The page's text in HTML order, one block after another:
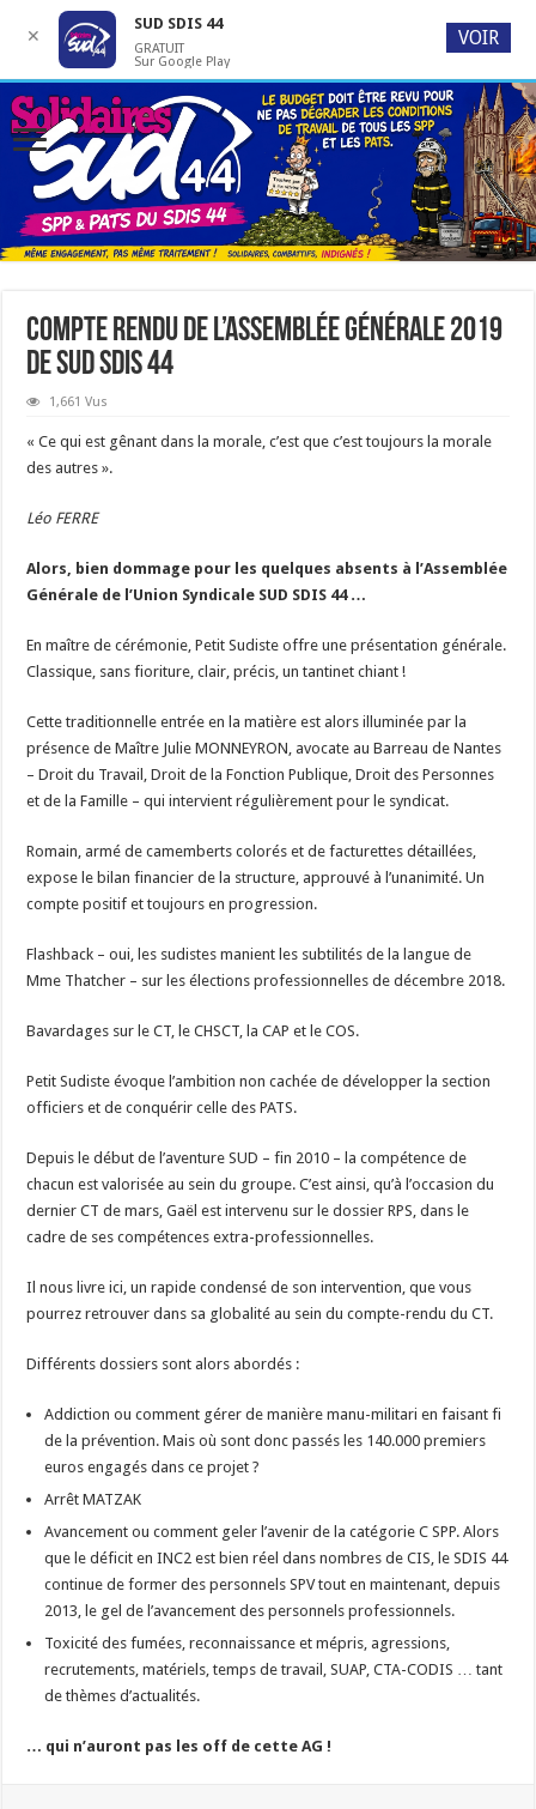
Compte rendu de l’assemblée générale 2019
de SUD SDIS 44
1,661 Vus
« Ce qui est gênant dans la morale, c’est que c’est toujours la morale
des autres ».
Léo FERRE
Alors, bien dommage pour les quelques absents à l’Assemblée
Générale de l’Union Syndicale SUD SDIS 44 …
En maître de cérémonie, Petit Sudiste offre une présentation générale.
Classique, sans fioriture, clair, précis, un tantinet chiant !
Cette traditionnelle entrée en la matière est alors illuminée par la
présence de Maître Julie MONNEYRON, avocate au Barreau de Nantes
– Droit du Travail, Droit de la Fonction Publique, Droit des Personnes
et de la Famille – qui intervient régulièrement pour le syndicat.
Romain, armé de camemberts colorés et de facturettes détaillées,
expose le bilan financier de la structure, approuvé à l’unanimité. Un
compte positif et toujours en progression.
Flashback – oui, les sudistes manient les subtilités de la langue de
Mme Thatcher – sur les élections professionnelles de décembre 2018.
Bavardages sur le CT, le CHSCT, la CAP et le COS.
Petit Sudiste évoque l’ambition non cachée de développer la section
officiers et de conquérir celle des PATS.
Depuis le début de l’aventure SUD – fin 2010 – la compétence de
chacun est valorisée au sein du groupe. C’est ainsi, qu’à l’occasion du
dernier CT de mars, Gaël est intervenu sur le dossier RPS, dans le
cadre de ses compétences extra-professionnelles.
Il nous livre ici, un rapide condensé de son intervention, que vous
pourrez retrouver dans sa globalité au sein du compte-rendu du CT.
Différents dossiers sont alors abordés :
Addiction ou comment gérer de manière manu-militari en faisant fi
de la prévention. Mais où sont donc passés les 140.000 premiers
euros engagés dans ce projet ?
Arrêt MATZAK
Avancement ou comment geler l’avenir de la catégorie C SPP. Alors
que le déficit en INC2 est bien réel dans nombres de CIS, le SDIS 44
continue de former des personnels SPV tout en maintenant, depuis
2013, le gel de l’avancement des personnels professionnels.
Toxicité des fumées, reconnaissance et mépris, agressions,
recrutements, matériels, temps de travail, SUAP, CTA-CODIS … tant
de thèmes d’actualités.
… qui n’auront pas les off de cette AG !
✕
SUD SDIS 44
GRATUIT
Sur Google Play
VOIR